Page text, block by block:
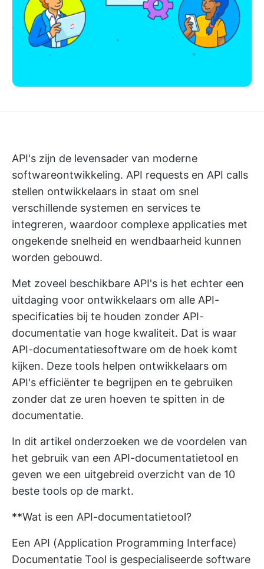
API's zijn de levensader van moderne
softwareontwikkeling. API requests en API calls
stellen ontwikkelaars in staat om snel
verschillende systemen en services te
integreren, waardoor complexe applicaties met
ongekende snelheid en wendbaarheid kunnen
worden gebouwd.
Met zoveel beschikbare API's is het echter een
uitdaging voor ontwikkelaars om alle API-
specificaties bij te houden zonder API-
documentatie van hoge kwaliteit. Dat is waar
API-documentatiesoftware om de hoek komt
kijken. Deze tools helpen ontwikkelaars om
API's efficiënter te begrijpen en te gebruiken
zonder dat ze uren hoeven te spitten in de
documentatie.
In dit artikel onderzoeken we de voordelen van
het gebruik van een API-documentatietool en
geven we een uitgebreid overzicht van de 10
beste tools op de markt.
**Wat is een API-documentatietool?
Een API (Application Programming Interface)
Documentatie Tool is gespecialiseerde software